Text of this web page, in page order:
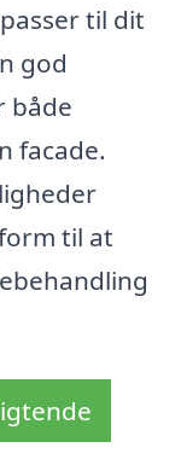
til dit
god
både
facade.
til at